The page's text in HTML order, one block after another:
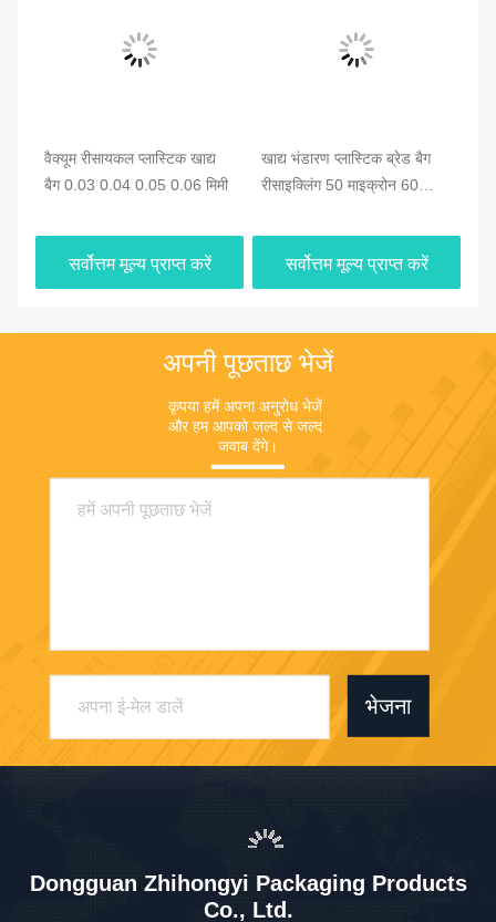
वैक्यूम रीसायकल प्लास्टिक खाद्य
बैग 0.03 0.04 0.05 0.06 मिमी
सर्वोत्तम मूल्य प्राप्त करें
खाद्य भंडारण प्लास्टिक ब्रेड बैग
रीसाइक्लिंग 50 माइक्रोन 60
सर्वोत्तम मूल्य प्राप्त करें
अपनी पूछताछ भेजें
कृपया हमें अपना अनुरोध भेजें
और हम आपको जल्द से जल्द
जवाब देंगे।
भेजना
Dongguan Zhihongyi Packaging Products
Co., Ltd.